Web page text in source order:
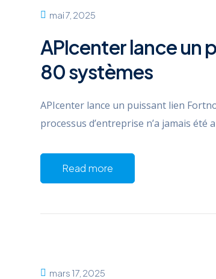
mai 7, 2025
APIcenter lance un
80 systèmes
APIcenter lance un puissant lien
processus d’entreprise n’a jamais été
Read more
mars 17, 2025